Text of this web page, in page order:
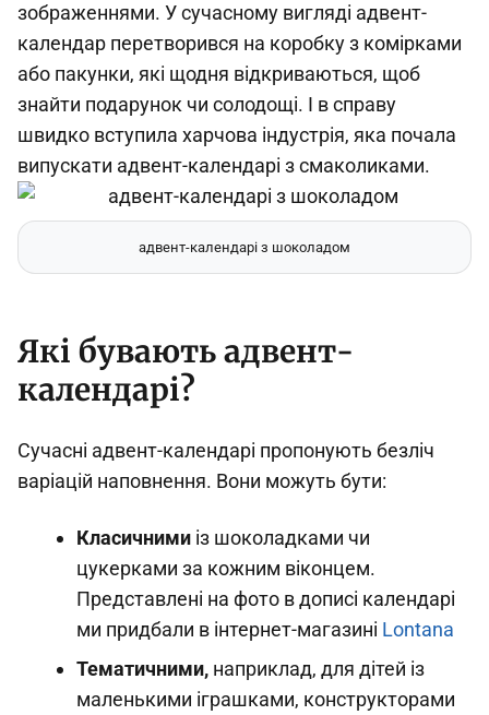
зображеннями. У сучасному вигляді адвент-
календар перетворився на коробку з комірками
або пакунки, які щодня відкриваються, щоб
знайти подарунок чи солодощі. І в справу
швидко вступила харчова індустрія, яка почала
випускати адвент-календарі з смаколиками.
адвент-календарі з шоколадом
Які бувають адвент-
календарі?
Сучасні адвент-календарі пропонують безліч
варіацій наповнення. Вони можуть бути:
Класичними із шоколадками чи
цукерками за кожним віконцем.
Представлені на фото в дописі календарі
ми придбали в інтернет-магазині Lontana
Тематичними, наприклад, для дітей із
маленькими іграшками, конструкторами